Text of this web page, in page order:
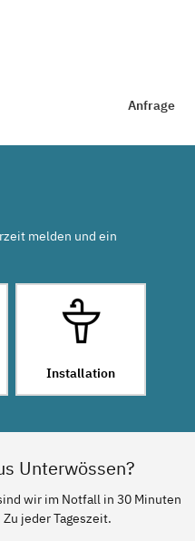
Anfrage
melden und ein
Installation
Unterwössen?
wir im Notfall in 30 Minuten
jeder Tageszeit.